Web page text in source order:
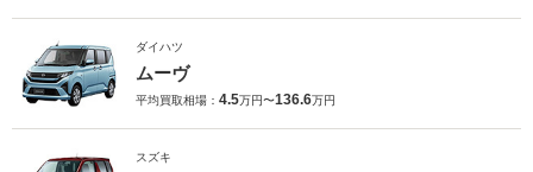
ダイハツ
ムーヴ
平均買取相場： 4.5万円〜136.6万円
スズキ